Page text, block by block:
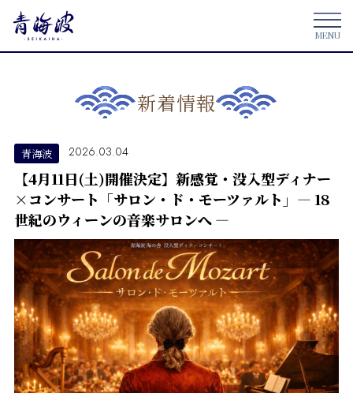
新着情報
青海波 2026.03.04
【4月11日(土)開催決定】新感覚・没入型ディナー
×コンサート「サロン・ド・モーツァルト」― 18
世紀のウィーンの音楽サロンへ ―